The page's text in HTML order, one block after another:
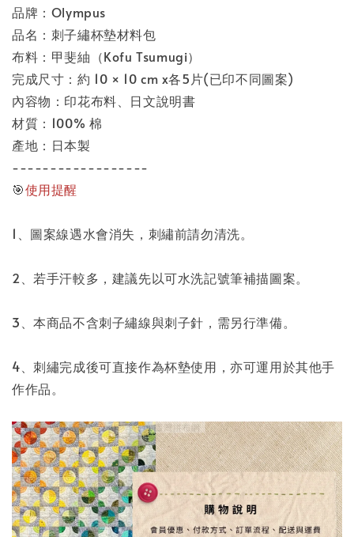
品牌：Olympus
品名：刺子繡杯墊材料包
布料：甲斐紬（Kofu Tsumugi）
完成尺寸：約 10 × 10 cm x各5片(已印不同圖案)
內容物：印花布料、日文說明書
材質：100% 棉
產地：日本製
------------------
🎯使用提醒
1、圖案線遇水會消失，刺繡前請勿清洗。
2、若手汗較多，建議先以可水洗記號筆補描圖案。
3、本商品不含刺子繡線與刺子針，需另行準備。
4、刺繡完成後可直接作為杯墊使用，亦可運用於其他手
作作品。